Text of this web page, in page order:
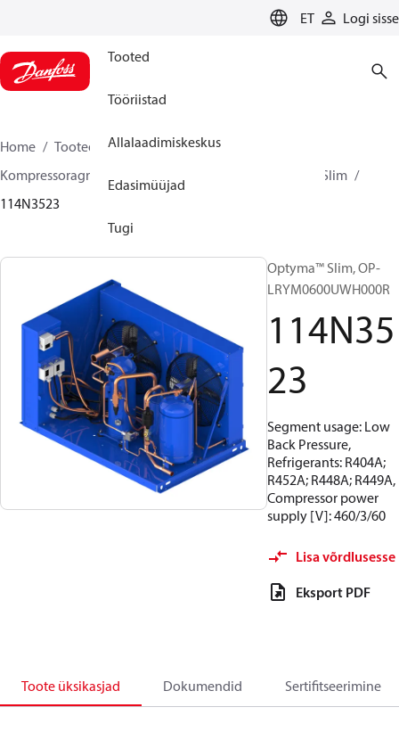
ET Logi sisse
Tooted
Tööriistad
Allalaadimiskeskus
Edasimüüjad
Tugi
Home Tooted
Climate Solutions for cooling
Kompressoragregaadid
Optyma™ Slim
114N3523
Optyma™ Slim, OP-
LRYM0600UWH000R
114N35
23
Segment usage: Low
Back Pressure,
Refrigerants: R404A;
R452A; R448A; R449A,
Compressor power
supply [V]: 460/3/60
Lisa võrdlusesse
Eksport PDF
Toote üksikasjad Dokumendid Sertifitseerimine